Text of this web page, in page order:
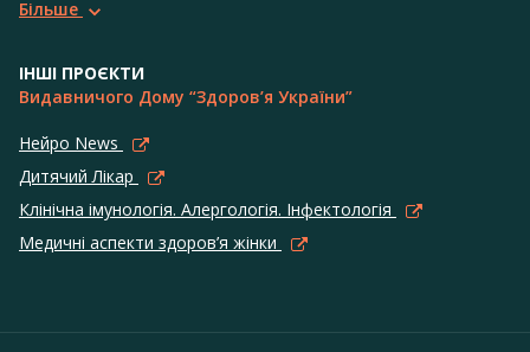
Більше
ІНШІ ПРОЄКТИ
Видавничого Дому “Здоров’я України”
Нейро News
Дитячий Лікар
Клінічна імунологія. Алергологія. Інфектологія
Медичні аспекти здоров’я жінки